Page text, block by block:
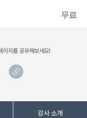
무료
이지를 공유해보세요!
강사 소개